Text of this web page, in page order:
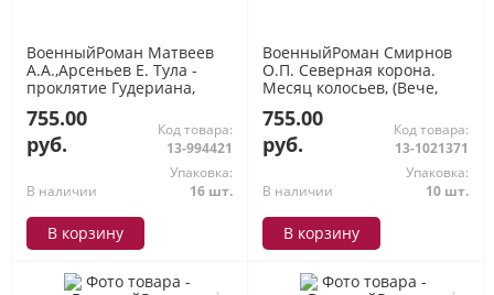
ВоенныйРоман Матвеев
А.А.,Арсеньев Е. Тула -
проклятие Гудериана,
755.00
руб.
Код товара:
13-994421
В наличии
Упаковка:
16 шт.
В корзину
ВоенныйРоман Смирнов
О.П. Северная корона.
Месяц колосьев, (Вече,
755.00
руб.
Код товара:
13-1021371
В наличии
Упаковка:
10 шт.
В корзину